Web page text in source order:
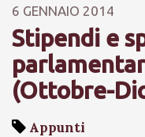
6 GENNAIO 2014
Stipendi e
(Ottobre-
Appunti